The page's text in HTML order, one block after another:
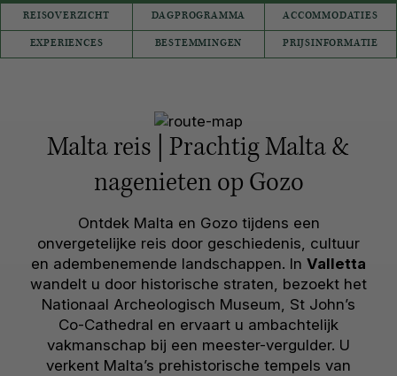
REISOVERZICHT DAGPROGRAMMA ACCOMMODATIES
EXPERIENCES BESTEMMINGEN PRIJSINFORMATIE
Malta reis | Prachtig Malta &
nagenieten op Gozo
Ontdek Malta en Gozo tijdens een
onvergetelijke reis door geschiedenis, cultuur
en adembenemende landschappen. In Valletta
wandelt u door historische straten, bezoekt het
Nationaal Archeologisch Museum, St John’s
Co-Cathedral en ervaart u ambachtelijk
vakmanschap bij een meester-vergulder. U
verkent Malta’s prehistorische tempels van